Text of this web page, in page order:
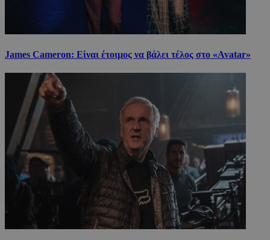
James Cameron: Είναι έτοιμος να βάλει τέλος στο «Avatar»